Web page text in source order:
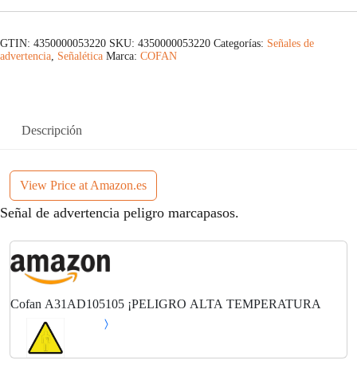
GTIN: 4350000053220 SKU: 4350000053220 Categorías: Señales de
advertencia, Señalética Marca: COFAN
Descripción
View Price at Amazon.es
Señal de advertencia peligro marcapasos.
Cofan A31AD105105 ¡PELIGRO ALTA TEMPERATURA